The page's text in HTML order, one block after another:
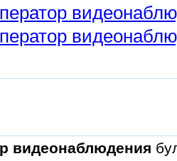
видеонаблюдения